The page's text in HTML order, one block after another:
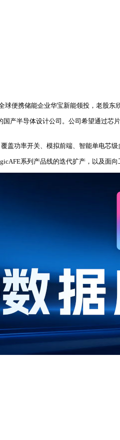
便携储能企业华宝新能领投，老股东
产半导体设计公司。公司希望通过芯
功率开关、模拟前端、智能单电芯
系列产品线的迭代扩产，以及面向